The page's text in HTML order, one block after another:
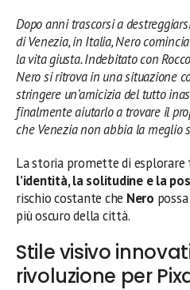
Dopo anni trascorsi a
di Venezia, in Italia, Nero
la vita giusta. Indebitato con
Nero si ritrova in una situazione
stringere un’amicizia del tutto
finalmente aiutarlo a trovare il
che Venezia non abbia la meglio
La storia promette di
l’identità, la solitudine e la
rischio costante che Nero
più oscuro della città.
Stile visivo
rivoluzione per